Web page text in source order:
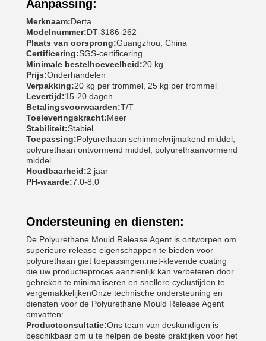
Aanpassing:
Merknaam:Derta
Modelnummer:DT-3186-262
Plaats van oorsprong:Guangzhou, China
Certificering:SGS-certificering
Minimale bestelhoeveelheid:20 kg
Prijs:Onderhandelen
Verpakking:20 kg per trommel, 25 kg per trommel
Levertijd:15-20 dagen
Betalingsvoorwaarden:T/T
Toeleveringskracht:Meer
Stabiliteit:Stabiel
Toepassing:Polyurethaan schimmelvrijmakend middel,
polyurethaan ontvormend middel, polyurethaanvormend
middel
Houdbaarheid:2 jaar
PH-waarde:7.0-8.0
Ondersteuning en diensten:
De Polyurethane Mould Release Agent is ontworpen om
superieure release eigenschappen te bieden voor
polyurethaan giet toepassingen.niet-klevende coating
die uw productieproces aanzienlijk kan verbeteren door
gebreken te minimaliseren en snellere cyclustijden te
vergemakkelijkenOnze technische ondersteuning en
diensten voor de Polyurethane Mould Release Agent
omvatten:
Productconsultatie:Ons team van deskundigen is
beschikbaar om u te helpen de beste praktijken voor het